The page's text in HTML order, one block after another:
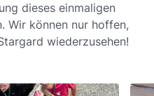
dieses einmaligen
Wir können nur hoffen,
wiederzusehen!